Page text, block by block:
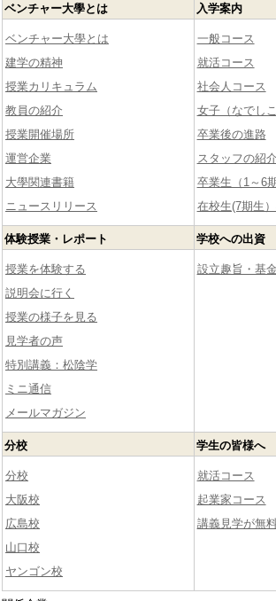
ベンチャー大學とは
ベンチャー大學とは
建学の精神
授業カリキュラム
教員の紹介
授業開催場所
運営企業
大學関連書籍
ニュースリリース
入学案内
一般コース
就活コース
社会人コース
女子（なでし
卒業後の進路
スタッフの紹介
卒業生（1～6
在校生(7期生
体験授業・レポート
授業を体験する
説明会に行く
授業の様子を見る
見学者の声
特別講義：松陰学
ミニ通信
メールマガジン
学校への出資
設立趣旨・基金
分校
分校
大阪校
広島校
山口校
ヤンゴン校
学生の皆様へ
就活コース
起業家コース
講義見学が無